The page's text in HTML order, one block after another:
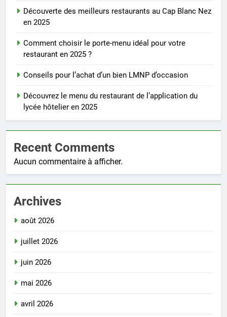
Découverte des meilleurs restaurants au Cap Blanc Nez
en 2025
Comment choisir le porte-menu idéal pour votre
restaurant en 2025 ?
Conseils pour l’achat d’un bien LMNP d’occasion
Découvrez le menu du restaurant de l’application du
lycée hôtelier en 2025
Recent Comments
Aucun commentaire à afficher.
Archives
août 2026
juillet 2026
juin 2026
mai 2026
avril 2026